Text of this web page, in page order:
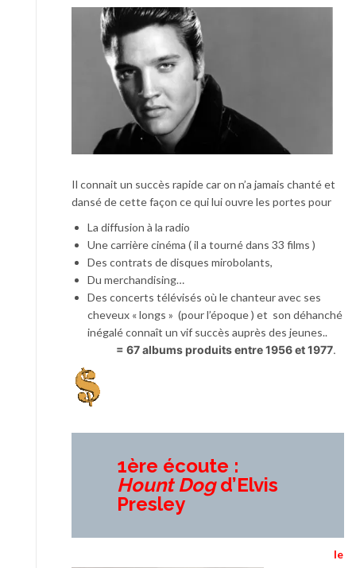
Il connait un succès rapide car on n’a jamais chanté et
dansé de cette façon ce qui lui ouvre les portes pour
La diffusion à la radio
Une carrière cinéma ( il a tourné dans 33 films )
Des contrats de disques mirobolants,
Du merchandising…
Des concerts télévisés où le chanteur avec ses
cheveux « longs » (pour l’époque ) et son déhanché
inégalé connaît un vif succès auprès des jeunes..
= 67 albums produits entre 1956 et 1977.
1ère écoute :
Hount Dogd’Elvis
Presley
le